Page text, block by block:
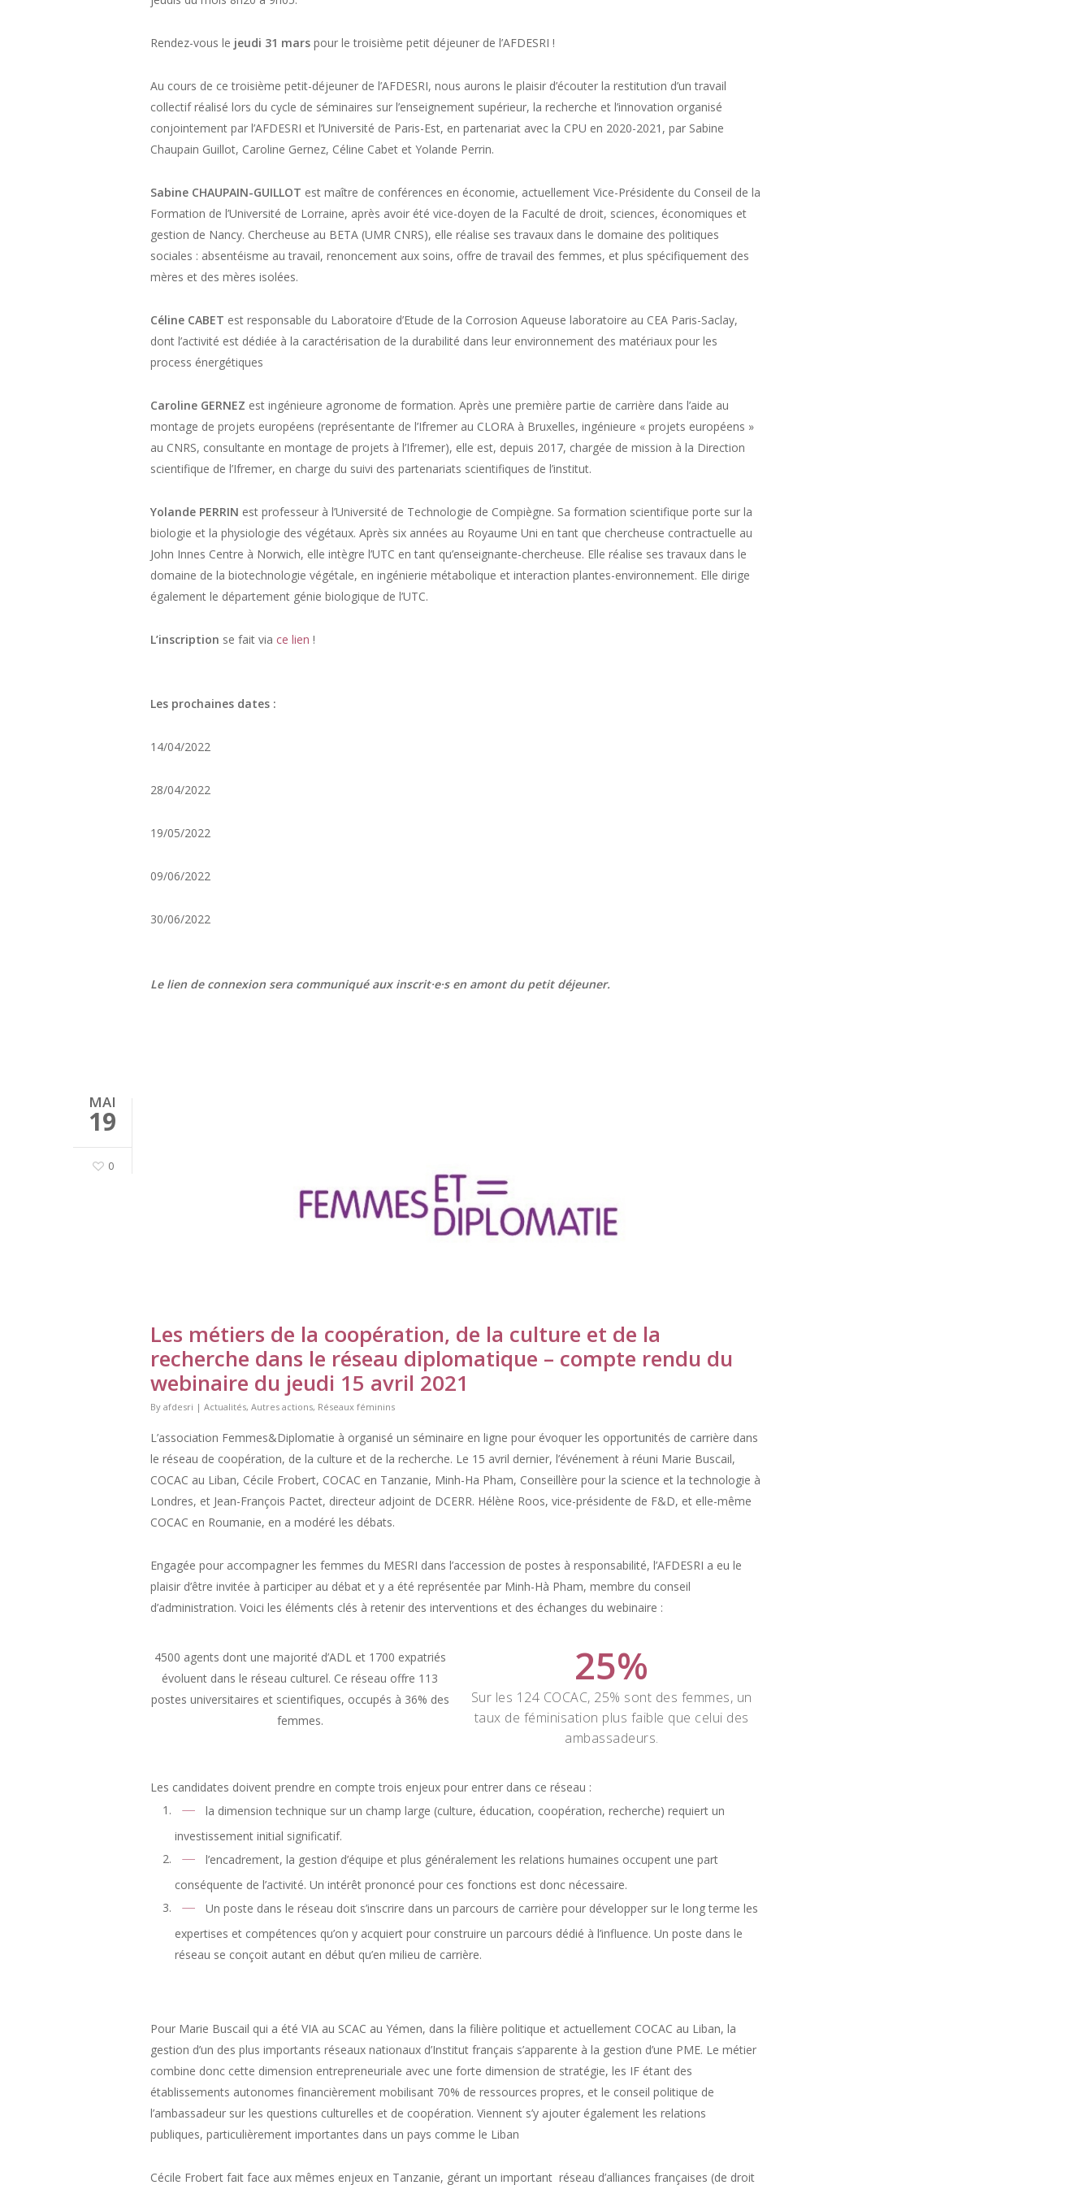
Rendez-vous le jeudi 31 mars pour le troisième petit déjeuner de l’AFDESRI !
Au cours de ce troisième petit-déjeuner de l’AFDESRI, nous aurons le plaisir d’écouter la restitution d’un travail
collectif réalisé lors du cycle de séminaires sur l’enseignement supérieur, la recherche et l’innovation organisé
conjointement par l’AFDESRI et l’Université de Paris-Est, en partenariat avec la CPU en 2020-2021, par Sabine
Chaupain Guillot, Caroline Gernez, Céline Cabet et Yolande Perrin.
Sabine CHAUPAIN-GUILLOT est maître de conférences en économie, actuellement Vice-Présidente du Conseil de la
Formation de l’Université de Lorraine, après avoir été vice-doyen de la Faculté de droit, sciences, économiques et
gestion de Nancy. Chercheuse au BETA (UMR CNRS), elle réalise ses travaux dans le domaine des politiques
sociales : absentéisme au travail, renoncement aux soins, offre de travail des femmes, et plus spécifiquement des
mères et des mères isolées.
Céline CABET est responsable du Laboratoire d’Etude de la Corrosion Aqueuse laboratoire au CEA Paris-Saclay,
dont l’activité est dédiée à la caractérisation de la durabilité dans leur environnement des matériaux pour les
process énergétiques
Caroline GERNEZ est ingénieure agronome de formation. Après une première partie de carrière dans l’aide au
montage de projets européens (représentante de l’Ifremer au CLORA à Bruxelles, ingénieure « projets européens »
au CNRS, consultante en montage de projets à l’Ifremer), elle est, depuis 2017, chargée de mission à la Direction
scientifique de l’Ifremer, en charge du suivi des partenariats scientifiques de l’institut.
Yolande PERRIN est professeur à l’Université de Technologie de Compiègne. Sa formation scientifique porte sur la
biologie et la physiologie des végétaux. Après six années au Royaume Uni en tant que chercheuse contractuelle au
John Innes Centre à Norwich, elle intègre l’UTC en tant qu’enseignante-chercheuse. Elle réalise ses travaux dans le
domaine de la biotechnologie végétale, en ingénierie métabolique et interaction plantes-environnement. Elle dirige
également le département génie biologique de l’UTC.
L’inscription se fait via ce lien !
Les prochaines dates :
14/04/2022
28/04/2022
19/05/2022
09/06/2022
30/06/2022
Le lien de connexion sera communiqué aux inscrit·e·s en amont du petit déjeuner.
MAI
19
0
Les métiers de la coopération, de la culture et de la
recherche dans le réseau diplomatique – compte rendu du
webinaire du jeudi 15 avril 2021
By afdesri | Actualités, Autres actions, Réseaux féminins
L’association Femmes&Diplomatie à organisé un séminaire en ligne pour évoquer les opportunités de carrière dans
le réseau de coopération, de la culture et de la recherche. Le 15 avril dernier, l’événement à réuni Marie Buscail,
COCAC au Liban, Cécile Frobert, COCAC en Tanzanie, Minh-Ha Pham, Conseillère pour la science et la technologie à
Londres, et Jean-François Pactet, directeur adjoint de DCERR. Hélène Roos, vice-présidente de F&D, et elle-même
COCAC en Roumanie, en a modéré les débats.
Engagée pour accompagner les femmes du MESRI dans l’accession de postes à responsabilité, l’AFDESRI a eu le
plaisir d’être invitée à participer au débat et y a été représentée par Minh-Hà Pham, membre du conseil
d’administration. Voici les éléments clés à retenir des interventions et des échanges du webinaire :
4500 agents dont une majorité d’ADL et 1700 expatriés
évoluent dans le réseau culturel. Ce réseau offre 113
postes universitaires et scientifiques, occupés à 36% des
femmes.
25%
Sur les 124 COCAC, 25% sont des femmes, un
taux de féminisation plus faible que celui des
ambassadeurs.
Les candidates doivent prendre en compte trois enjeux pour entrer dans ce réseau :
la dimension technique sur un champ large (culture, éducation, coopération, recherche) requiert un
investissement initial significatif.
l’encadrement, la gestion d’équipe et plus généralement les relations humaines occupent une part
conséquente de l’activité. Un intérêt prononcé pour ces fonctions est donc nécessaire.
Un poste dans le réseau doit s’inscrire dans un parcours de carrière pour développer sur le long terme les
expertises et compétences qu’on y acquiert pour construire un parcours dédié à l’influence. Un poste dans le
réseau se conçoit autant en début qu’en milieu de carrière.
Pour Marie Buscail qui a été VIA au SCAC au Yémen, dans la filière politique et actuellement COCAC au Liban, la
gestion d’un des plus importants réseaux nationaux d’Institut français s’apparente à la gestion d’une PME. Le métier
combine donc cette dimension entrepreneuriale avec une forte dimension de stratégie, les IF étant des
établissements autonomes financièrement mobilisant 70% de ressources propres, et le conseil politique de
l’ambassadeur sur les questions culturelles et de coopération. Viennent s’y ajouter également les relations
publiques, particulièrement importantes dans un pays comme le Liban
Cécile Frobert fait face aux mêmes enjeux en Tanzanie, gérant un important réseau d’alliances françaises (de droit